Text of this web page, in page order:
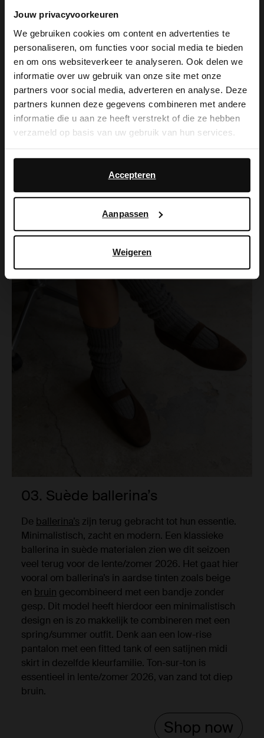
Jouw privacyvoorkeuren
We gebruiken cookies om content en advertenties te
personaliseren, om functies voor social media te bieden
en om ons websiteverkeer te analyseren. Ook delen we
informatie over uw gebruik van onze site met onze
partners voor social media, adverteren en analyse. Deze
partners kunnen deze gegevens combineren met andere
informatie die u aan ze heeft verstrekt of die ze hebben
verzameld op basis van uw gebruik van hun services.
Daarnaast werken wij samen met Google voor
advertentie- en meetdoeleinden. Meer informatie over
hoe Google uw persoonsgegevens gebruikt, vindt u op
Accepteren
Aanpassen
Weigeren
Beige suède slouchy
enkellaarsjes met hak
159.99
Donkerbruine suède sneakers
met dubbele veters
129.99
03. Suède ballerina’s
De ballerina’s zijn terug gebracht tot hun essentie.
Minimalistisch, zacht en modern. Een klassieke
ballerina in suède materialen zien we dit seizoen
veel terug voor de lente/zomer 2026. Het gaat hier
vooral om ballerina’s in aardse tinten zoals beige
en bruin gecombineerd met een bandje zonder
gesp. Dit model heeft hierdoor een minimalistisch
design en is zo makkelijk te combineren met een
spring/summer outfit. Denk aan een low-rise
pantalon met een fitted tank of een satijnen midi
skirt in dezelfde kleurfamilie. Ton-sur-ton is
essentieel in lente/zomer 2026, van zand tot diep
bruin.
Shop now
×
View this website in English?
It looks like your language isn't Dutch. Would
you like to switch to English?
Yes, switch to
English
No, stay in Dutch